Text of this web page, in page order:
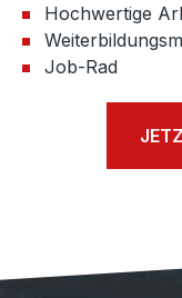
Hochwertige
Job-Rad